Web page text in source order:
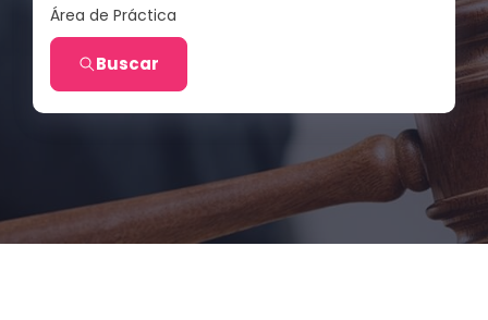
Área de Práctica
Buscar